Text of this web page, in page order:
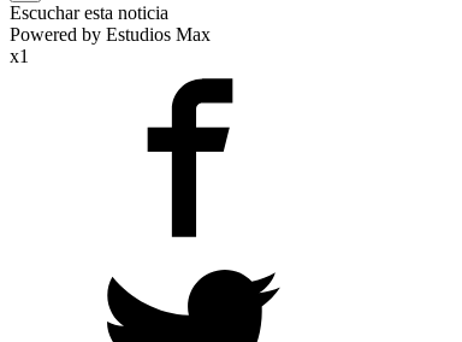
Escuchar esta noticia
Powered by Estudios Max
x1